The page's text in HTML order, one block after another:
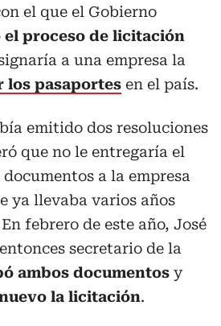
el que el Gobierno
proceso de licitación
a una empresa la
los pasaportes en el país.
emitido dos resoluciones
que no le entregaría el
a la empresa
ya llevaba varios años
febrero de este año, José
secretario de la
ambos documentos y
la licitación.